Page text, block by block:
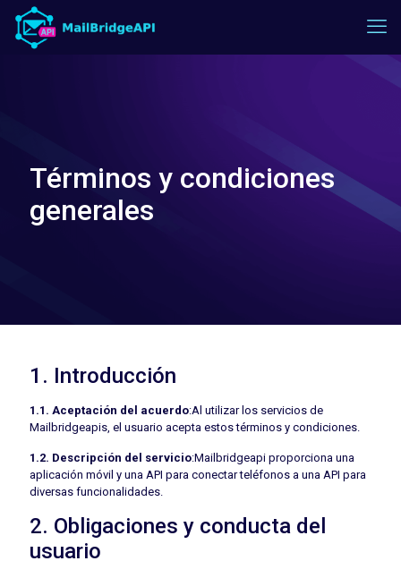
Términos y condiciones
generales
1. Introducción
1.1. Aceptación del acuerdo:Al utilizar los servicios de
Mailbridgeapis, el usuario acepta estos términos y condiciones.
1.2. Descripción del servicio:Mailbridgeapi proporciona una
aplicación móvil y una API para conectar teléfonos a una API para
diversas funcionalidades.
2. Obligaciones y conducta del
usuario